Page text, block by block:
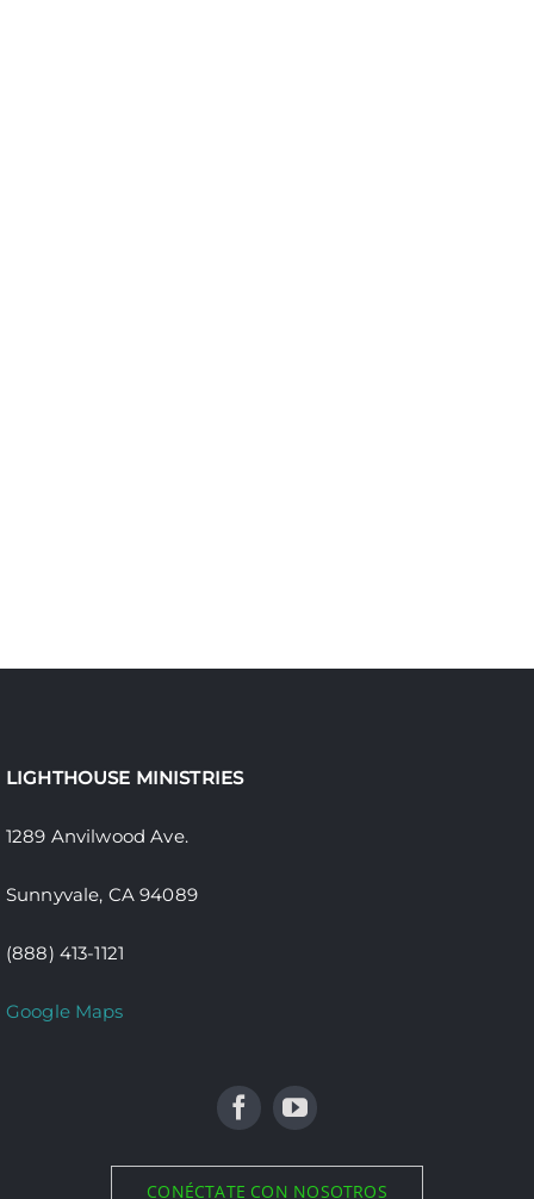
LIGHTHOUSE MINISTRIES
1289 Anvilwood Ave.
Sunnyvale, CA 94089
(888) 413-1121
Google Maps
CONÉCTATE CON NOSOTROS